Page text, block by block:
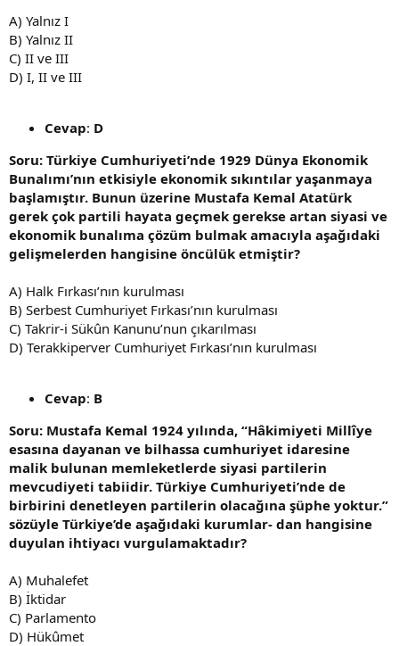
A) Yalnız I
B) Yalnız II
C) II ve III
D) I, II ve III
Cevap: D
Soru: Türkiye Cumhuriyeti’nde 1929 Dünya Ekonomik
Bunalımı’nın etkisiyle ekonomik sıkıntılar yaşanmaya
başlamıştır. Bunun üzerine Mustafa Kemal Atatürk
gerek çok partili hayata geçmek gerekse artan siyasi ve
ekonomik bunalıma çözüm bulmak amacıyla aşağıdaki
gelişmelerden hangisine öncülük etmiştir?
A) Halk Fırkası’nın kurulması
B) Serbest Cumhuriyet Fırkası’nın kurulması
C) Takrir-i Sükûn Kanunu’nun çıkarılması
D) Terakkiperver Cumhuriyet Fırkası’nın kurulması
Cevap: B
Soru: Mustafa Kemal 1924 yılında, “Hâkimiyeti Millîye
esasına dayanan ve bilhassa cumhuriyet idaresine
malik bulunan memleketlerde siyasi partilerin
mevcudiyeti tabiidir. Türkiye Cumhuriyeti’nde de
birbirini denetleyen partilerin olacağına şüphe yoktur.”
sözüyle Türkiye’de aşağıdaki kurumlar- dan hangisine
duyulan ihtiyacı vurgulamaktadır?
A) Muhalefet
B) İktidar
C) Parlamento
D) Hükûmet